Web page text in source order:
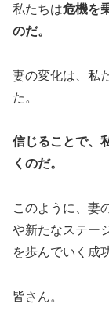
私たちは危機を
のだ。
妻の変化は、私
た。
信じることで、
くのだ。
このように、妻
や新たなステー
を歩んでいく成
皆さん。